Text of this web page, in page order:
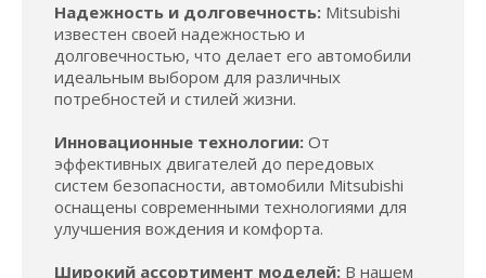
Надежность и долговечность: Mitsubishi
известен своей надежностью и
долговечностью, что делает его автомобили
идеальным выбором для различных
потребностей и стилей жизни.
Инновационные технологии: От
эффективных двигателей до передовых
систем безопасности, автомобили Mitsubishi
оснащены современными технологиями для
улучшения вождения и комфорта.
Широкий ассортимент моделей: В нашем